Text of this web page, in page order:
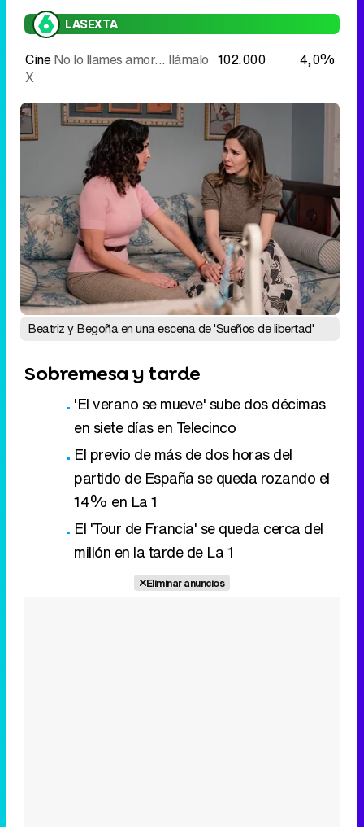
LASEXTA
CineNo lo llames amor... llámalo
X
102.000 4,0%
Beatriz y Begoña en una escena de 'Sueños de libertad'
Sobremesa y tarde
'El verano se mueve' sube dos décimas
en siete días en Telecinco
El previo de más de dos horas del
partido de España se queda rozando el
14% en La 1
El 'Tour de Francia' se queda cerca del
millón en la tarde de La 1
Eliminar anuncios